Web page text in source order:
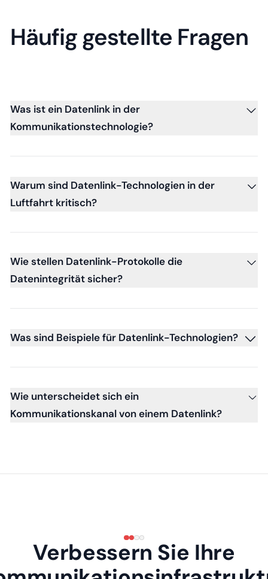
Häufig gestellte Fragen
Was ist ein Datenlink in der
Kommunikationstechnologie?
Warum sind Datenlink-Technologien in der
Luftfahrt kritisch?
Wie stellen Datenlink-Protokolle die
Datenintegrität sicher?
Was sind Beispiele für Datenlink-Technologien?
Wie unterscheidet sich ein
Kommunikationskanal von einem Datenlink?
Verbessern Sie Ihre